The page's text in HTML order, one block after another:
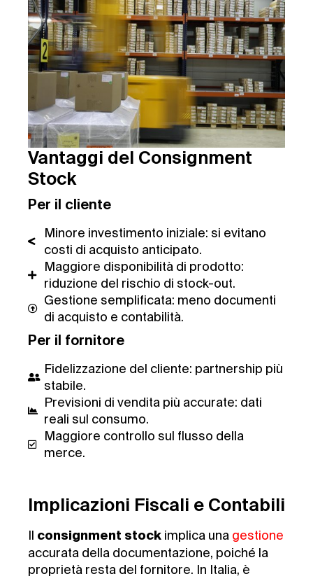
Vantaggi del Consignment
Stock
Per il cliente
Minore investimento iniziale: si evitano
costi di acquisto anticipato.
Maggiore disponibilità di prodotto:
riduzione del rischio di stock-out.
Gestione semplificata: meno documenti
di acquisto e contabilità.
Per il fornitore
Fidelizzazione del cliente: partnership più
stabile.
Previsioni di vendita più accurate: dati
reali sul consumo.
Maggiore controllo sul flusso della
merce.
Implicazioni Fiscali e Contabili
Il consignment stock implica una gestione
accurata della documentazione, poiché la
proprietà resta del fornitore. In Italia, è